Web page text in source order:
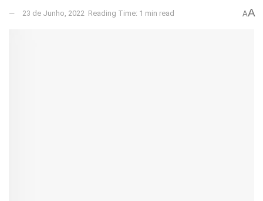
23 de Junho, 2022 Reading Time: 1 min read AA